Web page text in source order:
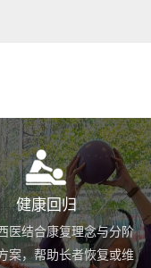
健康回归
医结合康复理念与分阶
案，帮助长者恢复或维